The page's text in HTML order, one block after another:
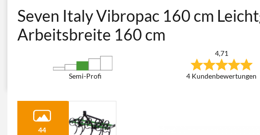
Seven Italy Vibropac 160 cm
Arbeitsbreite 160 cm
Semi-Profi
4,71
4 Kundenbewertungen
44